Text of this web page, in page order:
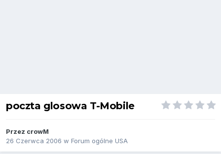
poczta glosowa T-Mobile
Przez crowM
26 Czerwca 2006 w Forum ogólne USA